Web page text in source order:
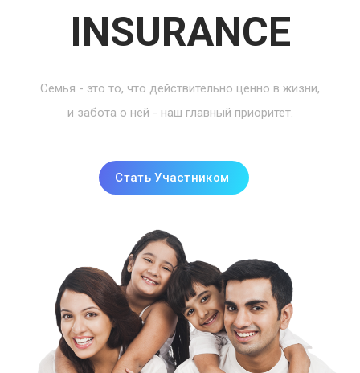
INSURANCE
Семья - это то, что действительно ценно в жизни,
и забота о ней - наш главный приоритет.
Стать Участником